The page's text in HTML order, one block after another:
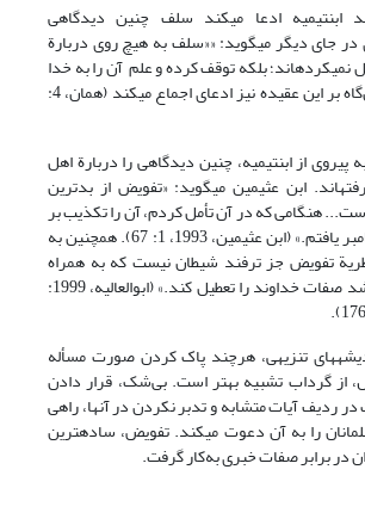
ابن‏تیمیه ادعا می‏کند سلف چنین دیدگاهی
در جای دیگر می‏گوید: ««سلف به هیچ روی دربارة
نمی‏کرده‏اند؛ بلکه توقف کرده و علم آن را به خدا
ارجاع ‏داده‏اند.» آن‌گاه بر این عقیده نیز ادعای اجماع می‏کند (همان، 4:
پیروی از ابن‏تیمیه، چنین دیدگاهی را دربارة اهل
ابن عثیمین می‏گوید: «تفویض از بدترین
هنگامی که در آن تأمل کردم، آن را تکذیب بر
قرآن و تجهیل بر پیامبر یافتم.» (ابن عثیمین، 1993، 1: 67). همچنین به
تفویض جز ترفند شیطان نیست که به همراه
دیدگاه تأویل می‏کوشد صفات خداوند را تعطیل کند.» (ابوالعالیه، 1999:
تنزیهی، هرچند پاک کردن صورت مسأله
از گرداب تشبیه بهتر است. بی‌شک، قرار دادن
ردیف آیات متشابه و تدبر نکردن در آنها، راهی
را به آن دعوت می‏کند. تفویض، ساده‏ترین
در برابر صفات خبری به‌کار گرفت.